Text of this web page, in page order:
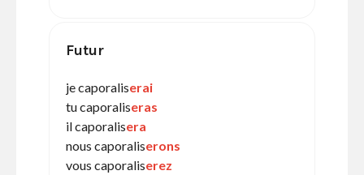
Futur
je caporaliserai
tu caporaliseras
il caporalisera
nous caporaliserons
vous caporaliserez